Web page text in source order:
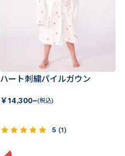
ハート刺繍パイルガウン
￥14,300~(税込)
5 (1)